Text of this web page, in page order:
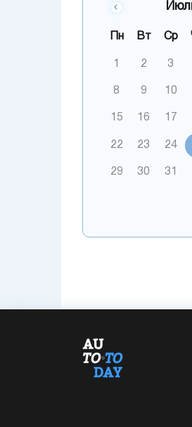
Пн Вт Ср
1 2 3
8 9 10
15 16 17
22 23 24
29 30 31